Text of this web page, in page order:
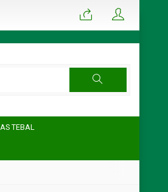
TEBAL